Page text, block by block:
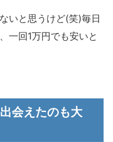
いと思うけど(笑)毎日
一回1万円でも安いと
会えたのも大